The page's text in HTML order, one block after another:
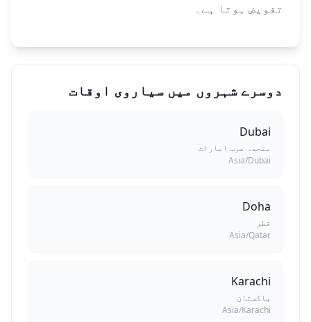
تفویض ہوتا ہے۔
دوسرے شہروں میں سیاروی اوقات
Dubai
متحدہ عرب امارات
Asia/Dubai
Doha
قطر
Asia/Qatar
Karachi
پاکستان
Asia/Karachi